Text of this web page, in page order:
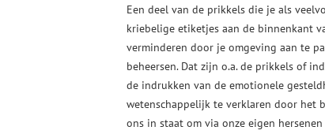
Een deel van de prikkels die je als
kriebelige etiketjes aan de binnenkant
verminderen door je omgeving aan te
beheersen. Dat zijn o.a. de prikkels of
de indrukken van de emotionele
wetenschappelijk te verklaren door het
ons in staat om via onze eigen